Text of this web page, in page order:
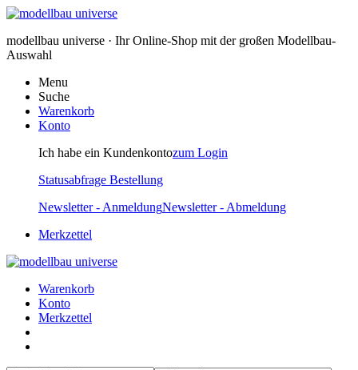
modellbau universe · Ihr Online-Shop mit der großen Modellbau-
Auswahl
Menu
Suche
Warenkorb
Konto
Ich habe ein Kundenkontozum Login
Statusabfrage Bestellung
Newsletter - AnmeldungNewsletter - Abmeldung
Merkzettel
Warenkorb
Konto
Merkzettel